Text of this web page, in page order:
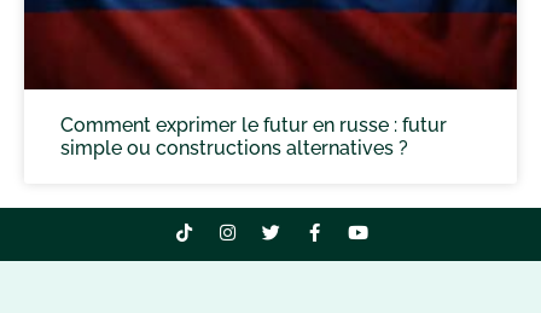
Comment exprimer le futur en russe : futur
simple ou constructions alternatives ?